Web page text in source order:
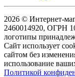
2026 © Интернет-
2460014920, ОГРН
логотипы
Сайт использует
сайтом без
использование
Политикой